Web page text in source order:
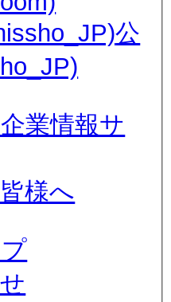
公
業情報サ
様へ